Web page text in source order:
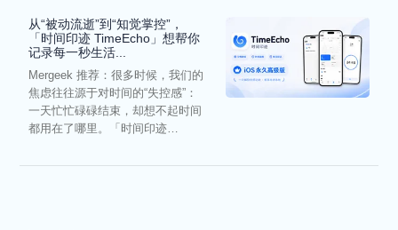
从“被动流逝”到“知觉掌控”，
「时间印迹 TimeEcho」想帮你
记录每一秒生活...
Mergeek 推荐：很多时候，我们的
焦虑往往源于对时间的“失控感”：
一天忙忙碌碌结束，却想不起时间
都用在了哪里。「时间印迹